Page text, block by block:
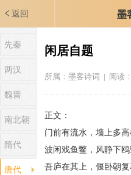
返回 墨
先秦
两汉
魏晋
南北朝
隋代
唐代
闲居自题
所属： 墨客诗词 | 阅读
正文：
门前有流水，墙上多
波闲戏鱼鳖，风静下
吾庐在其上，偃卧朝